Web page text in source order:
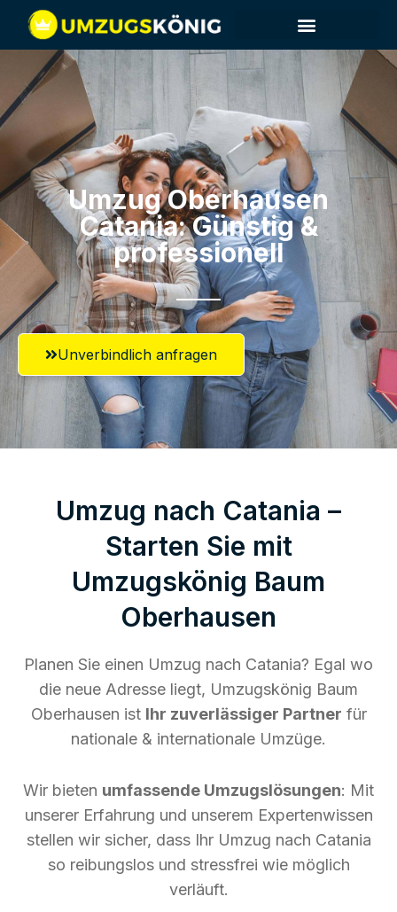
Umzug Oberhausen​
Catania: Günstig &
professionell​
Unverbindlich anfragen
Umzug nach Catania –
Starten Sie mit
Umzugskönig Baum
Oberhausen
Planen Sie einen Umzug nach Catania? Egal wo
die neue Adresse liegt, Umzugskönig Baum
Oberhausen ist Ihr zuverlässiger Partner für
nationale & internationale Umzüge.
Wir bieten umfassende Umzugslösungen: Mit
unserer Erfahrung und unserem Expertenwissen
stellen wir sicher, dass Ihr Umzug nach Catania
so reibungslos und stressfrei wie möglich
verläuft.